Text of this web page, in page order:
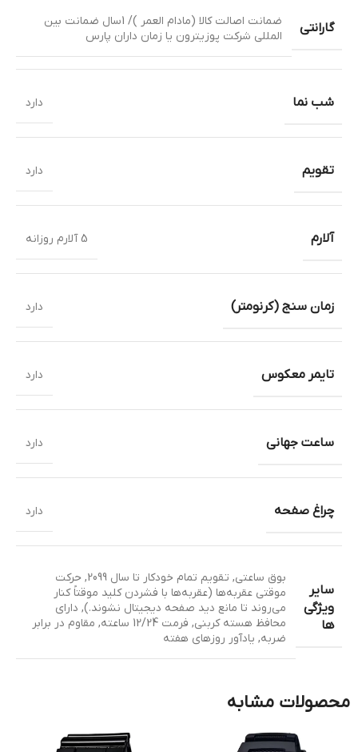
گارانتی
ضمانت اصالت کالا (مادام العمر )/ 1سال ضمانت بین
المللی شرکت پوزیترون یا زمان داران پارس
شب نما دارد
تقویم دارد
آلارم 5 آلارم روزانه
زمان سنج (کرنومتر) دارد
تایمر معکوس دارد
ساعت جهانی دارد
چراغ صفحه دارد
سایر
ویژگی
ها
بوق ساعتی, تقویم تمام خودکار تا سال 2099 , حرکت
موقتی عقربه‌ها (عقربه‌ها با فشردن کلید موقتاً کنار
می‌روند تا مانع دید صفحه دیجیتال نشوند.), دارای
محافظ هسته کربنی, فرمت 12/24 ساعته , مقاوم در برابر
ضربه, یادآور روزهای هفته
محصولات مشابه